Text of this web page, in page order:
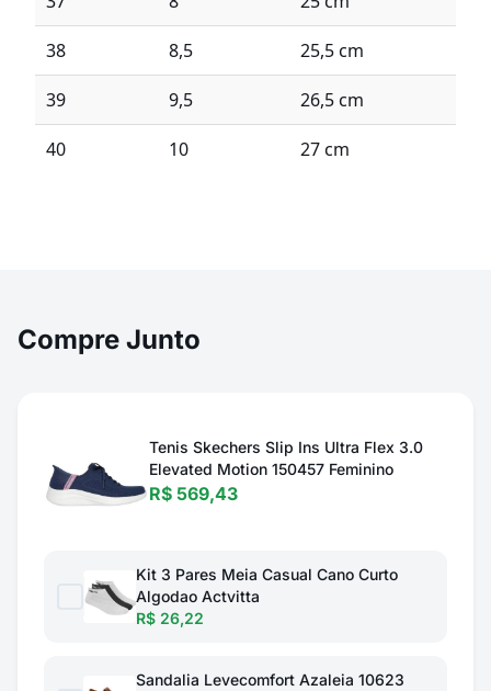
38 8,5 25,5 cm
39 9,5 26,5 cm
40 10 27 cm
Compre Junto
Tenis Skechers Slip Ins Ultra Flex 3.0
Elevated Motion 150457 Feminino
R$ 569,43
Kit 3 Pares Meia Casual Cano Curto
Algodao Actvitta
R$ 26,22
Sandalia Levecomfort Azaleia 10623